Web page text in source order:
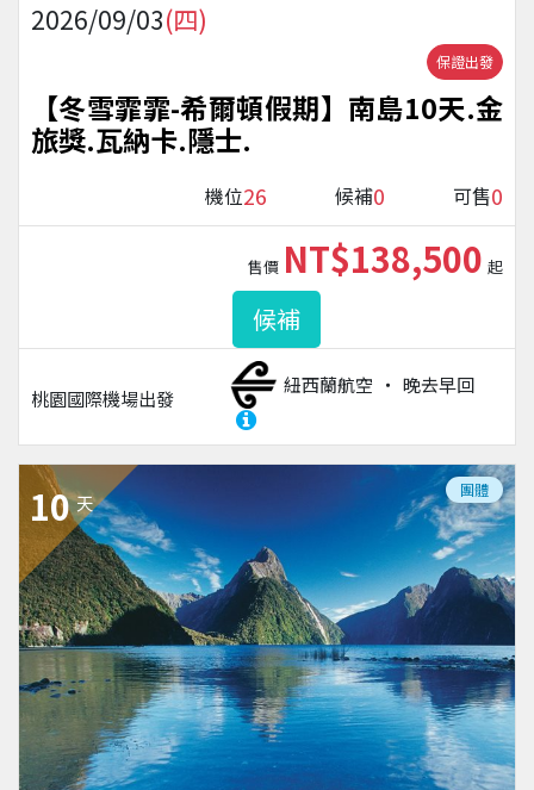
2026/09/03(四)
保證出發
【冬雪霏霏-希爾頓假期】南島10天.金
旅獎.瓦納卡.隱士.
機位26 候補0 可售0
桃園國際機場出發
紐西蘭航空 晚去早回
售價 NT$138,500 起
候補
10 天
團體